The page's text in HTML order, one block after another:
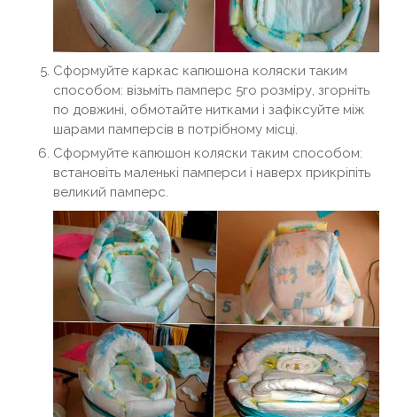
Сформуйте каркас капюшона коляски таким
способом: візьміть памперс 5го розміру, згорніть
по довжині, обмотайте нитками і зафіксуйте між
шарами памперсів в потрібному місці.
Сформуйте капюшон коляски таким способом:
встановіть маленькі памперси і наверх прикріпіть
великий памперс.